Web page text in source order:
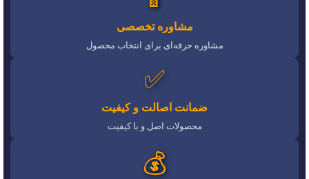
مشاوره تخصصی
مشاوره حرفه‌ای برای انتخاب محصول
✅
ضمانت اصالت و کیفیت
محصولات اصل و با کیفیت
💰